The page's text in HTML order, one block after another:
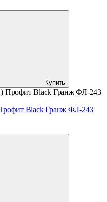
Купить
Black Гранж ФЛ-243